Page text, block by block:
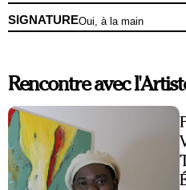
SIGNATUREOui, à la main
Rencontre avec